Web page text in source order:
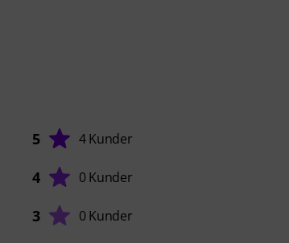
5 4 Kunder
4 0 Kunder
3 0 Kunder